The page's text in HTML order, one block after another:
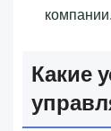
компании.
Какие